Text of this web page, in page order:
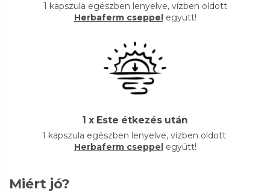
1 kapszula egészben lenyelve, vízben oldott
Herbaferm cseppelegyütt!
1 x Este étkezés után
1 kapszula egészben lenyelve, vízben oldott
Herbaferm cseppelegyütt!
Miért jó?